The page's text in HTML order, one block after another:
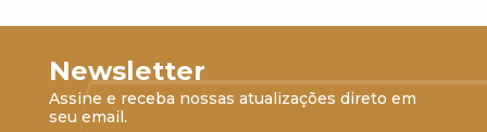
Newsletter
Assine e receba nossas atualizações direto em
seu email.